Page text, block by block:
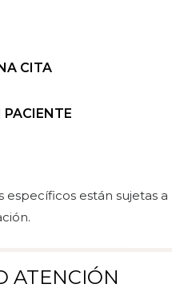
CITA
PACIENTE
específicos están sujetas a
ATENCIÓN